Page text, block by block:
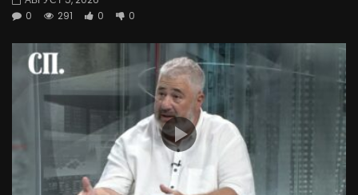
0
291 0 0